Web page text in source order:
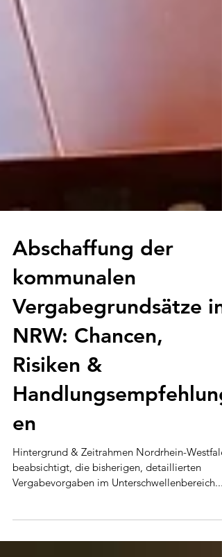
Abschaffung der
kommunalen
Vergabegrundsätze in
NRW: Chancen,
Risiken &
Handlungsempfehlung
en
Hintergrund & Zeitrahmen Nordrhein-
beabsichtigt, die bisherigen, detaillierten